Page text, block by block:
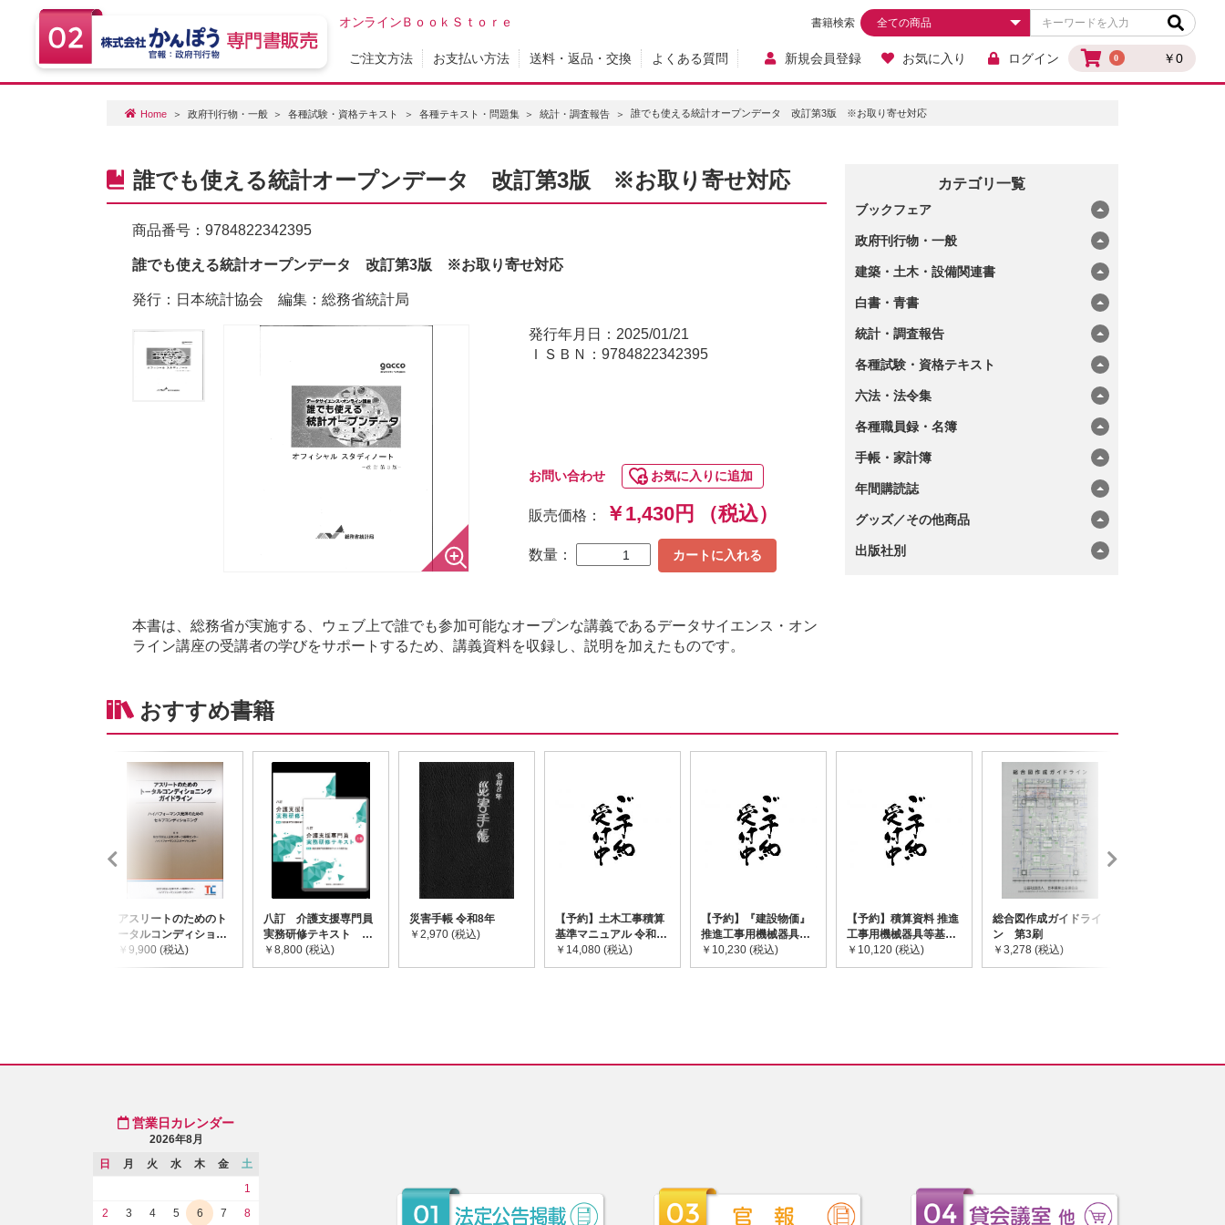
オンラインＢｏｏｋＳｔｏｒｅ
0 ￥0
書籍検索
ご注文方法 お支払い方法 送料・返品・交換 よくある質問 新規会員登録 お気に入り ログイン
Home 政府刊行物・一般 各種試験・資格テキスト 各種テキスト・問題集 統計・調査報告 誰でも使える統計オープンデータ 改訂第3版 ※お取り寄せ対応
カテゴリ一覧
ブックフェア
政府刊行物・一般
建築・土木・設備関連書
白書・青書
統計・調査報告
各種試験・資格テキスト
六法・法令集
各種職員録・名簿
手帳・家計簿
年間購読誌
グッズ／その他商品
出版社別
誰でも使える統計オープンデータ 改訂第3版 ※お取り寄せ対応
商品番号： 9784822342395
誰でも使える統計オープンデータ 改訂第3版 ※お取り寄せ対応
発行：日本統計協会 編集：総務省統計局
発行年月日：2025/01/21
ＩＳＢＮ：9784822342395
お問い合わせ お気に入りに追加
販売価格： ￥1,430円 （税込）
数量： カートに入れる
本書は、総務省が実施する、ウェブ上で誰でも参加可能なオープンな講義であるデータサイエンス・オン
ライン講座の受講者の学びをサポートするため、講義資料を収録し、説明を加えたものです。
おすすめ書籍
アスリートのためのト
ータルコンディショニ
ングガイドライン
￥9,900 (税込)
八訂 介護支援専門員
実務研修テキスト
(上・下巻/分売不可)
￥8,800 (税込)
災害手帳 令和8年
￥2,970 (税込)
【予約】土木工事積算
基準マニュアル 令和8
年度版 ※2026年8月
下旬発売予定
￥14,080 (税込)
【予約】『建設物価』
推進工事用機械器具等
基礎価格表 2026年度
版 ※2026/8/31発売予
￥10,230 (税込)
【予約】積算資料 推進
工事用機械器具等基礎
価格表 2026年度版
※2026/8/31発売予定
￥10,120 (税込)
総合図作成ガイドライ
ン 第3刷
￥3,278 (税込)
営業日カレンダー
2026年8月
日
月 火 水 木 金
土
1
2
3 4 5 6 7 8